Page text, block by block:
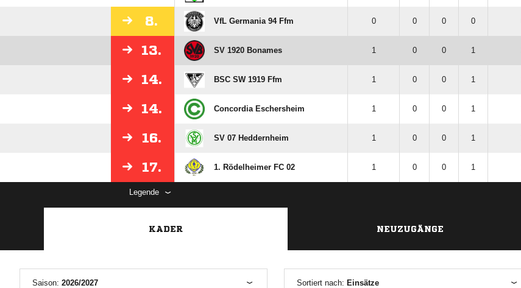
8. VfL Germania 94 Ffm 0 0 0 0
13. SV 1920 Bonames 1 0 0 1
14. BSC SW 1919 Ffm 1 0 0 1
14. Concordia Eschersheim 1 0 0 1
16. SV 07 Heddernheim 1 0 0 1
17. 1. Rödelheimer FC 02 1 0 0 1
Legende
KADER NEUZUGÄNGE
Saison: 2026/2027 Sortiert nach: Einsätze